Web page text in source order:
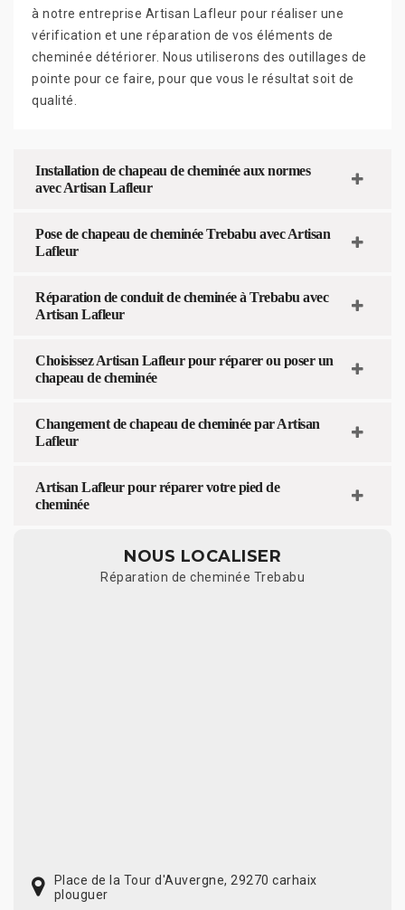
à notre entreprise Artisan Lafleur pour réaliser une
vérification et une réparation de vos éléments de
cheminée détériorer. Nous utiliserons des outillages de
pointe pour ce faire, pour que vous le résultat soit de
qualité.
Installation de chapeau de cheminée aux normes
avec Artisan Lafleur
Pose de chapeau de cheminée Trebabu avec Artisan
Lafleur
Réparation de conduit de cheminée à Trebabu avec
Artisan Lafleur
Choisissez Artisan Lafleur pour réparer ou poser un
chapeau de cheminée
Changement de chapeau de cheminée par Artisan
Lafleur
Artisan Lafleur pour réparer votre pied de
cheminée
NOUS LOCALISER
Réparation de cheminée Trebabu
Place de la Tour d'Auvergne, 29270 carhaix
plouguer